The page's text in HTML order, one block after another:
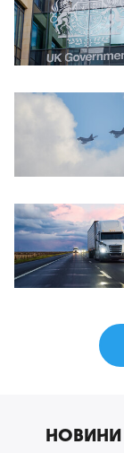
НОВИНИ